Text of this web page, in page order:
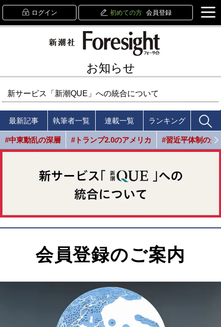
ログイン 初めての方 会員登録
お知らせ
新サービス「新潮QUE」への統合について
最新記事 執筆者一覧 連載一覧 ランキング
#中東動乱の深層 #トランプ2.0のアメリカ #習近平体制の光
会員登録のご案内